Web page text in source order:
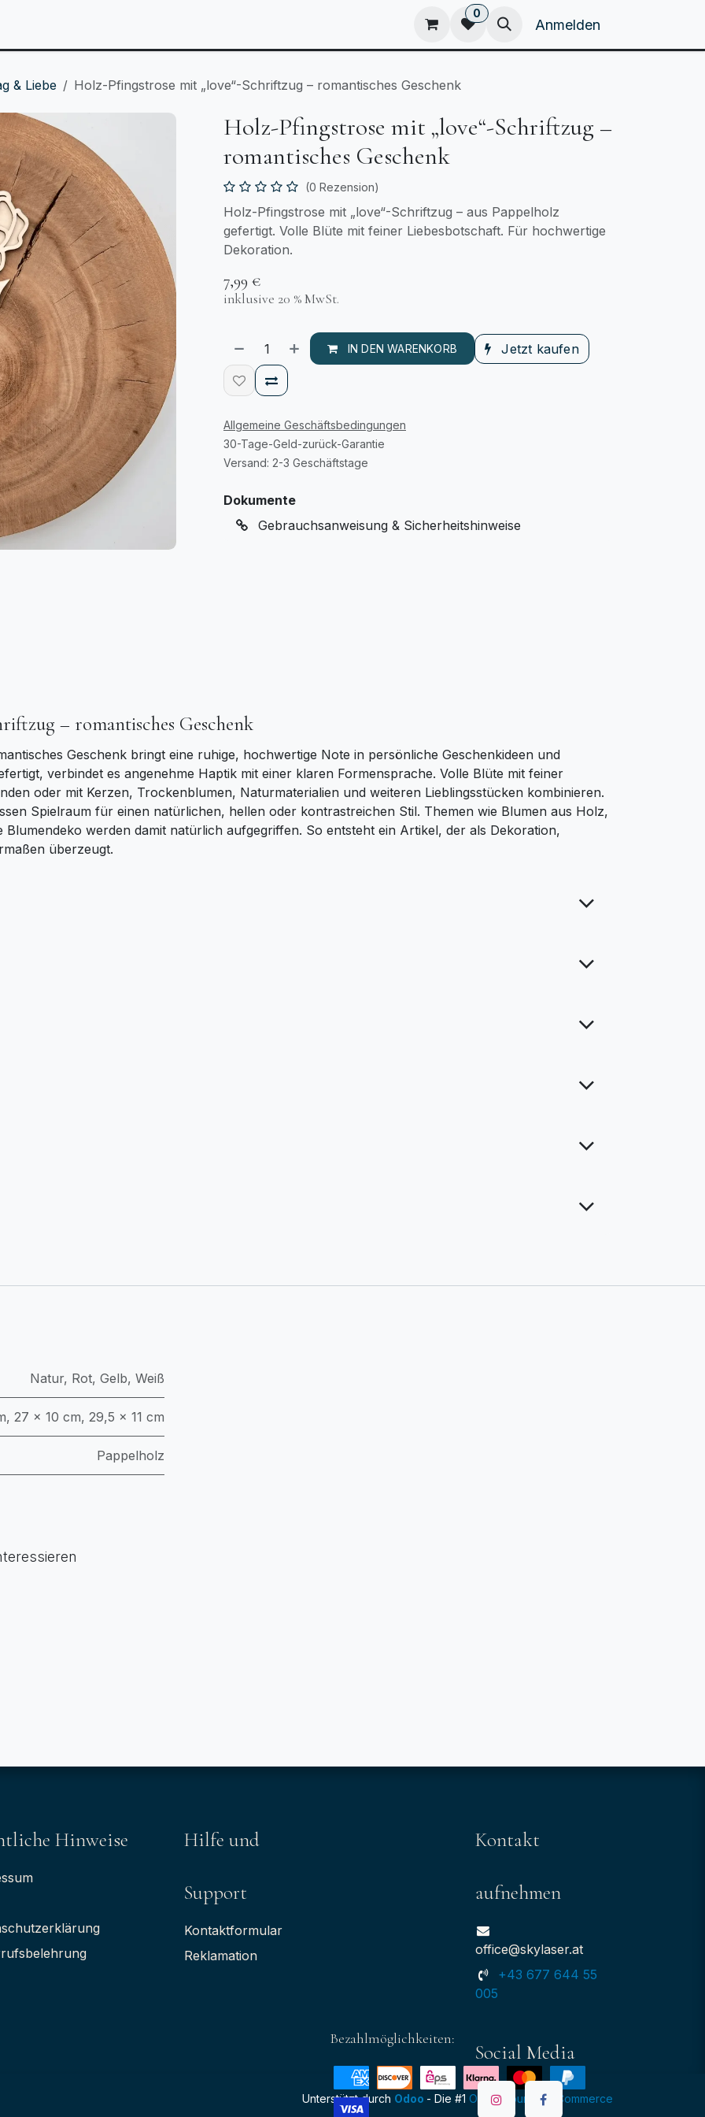
Kataloge Home
0
Anmelden
& Liebe Holz-Pfingstrose mit „love“-Schriftzug – romantisches Geschenk
Holz-Pfingstrose mit „love“-Schriftzug –
romantisches Geschenk
(0 Rezension)
Holz-Pfingstrose mit „love“-Schriftzug – aus Pappelholz
gefertigt. Volle Blüte mit feiner Liebesbotschaft. Für hochwertige
Dekoration.
7,99 €
inklusive 20 % MwSt.
IN DEN WARENKORB Jetzt kaufen
Allgemeine Geschäftsbedingungen
30-Tage-Geld-zurück-Garantie
Versand: 2-3 Geschäftstage
Dokumente
Gebrauchsanweisung & Sicherheitshinweise
– romantisches Geschenk
Geschenk bringt eine ruhige, hochwertige Note in persönliche Geschenkideen und
verbindet es angenehme Haptik mit einer klaren Formensprache. Volle Blüte mit feiner
oder mit Kerzen, Trockenblumen, Naturmaterialien und weiteren Lieblingsstücken kombinieren.
Spielraum für einen natürlichen, hellen oder kontrastreichen Stil. Themen wie Blumen aus Holz,
werden damit natürlich aufgegriffen. So entsteht ein Artikel, der als Dekoration,
überzeugt.
Natur, Rot, Gelb, Weiß
, 27 × 10 cm, 29,5 × 11 cm
Pappelholz
Bezahlmöglichkeiten:
Hinweise Hilfe und
Support
Kontaktformular
Reklamation
Kontakt
aufnehmen
office@skylaser.at
+43 677 644 55
005
Social Media
Unterstützt durch Odoo - Die #1 Open-Source-E-Commerce